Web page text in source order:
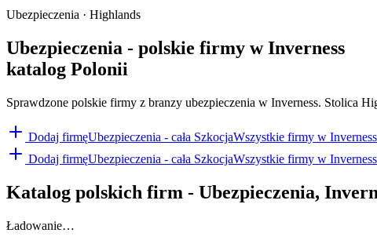
Ubezpieczenia · Highlands
Ubezpieczenia - polskie firmy w Inverness
katalog Polonii
Sprawdzone polskie firmy z branzy ubezpieczenia w Inverness. Stolica
Dodaj firmęUbezpieczenia - cała SzkocjaWszystkie firmy w Inverness
Dodaj firmęUbezpieczenia - cała SzkocjaWszystkie firmy w Inverness
Katalog polskich firm - Ubezpieczenia,
Ładowanie…